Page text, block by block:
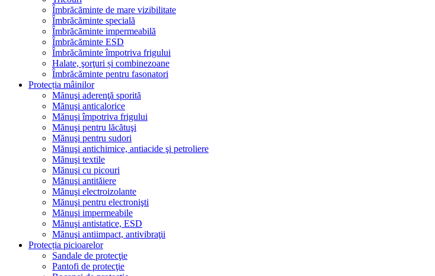
Îmbrăcăminte de mare vizibilitate
Îmbrăcăminte specială
Îmbrăcăminte impermeabilă
Îmbrăcăminte ESD
Îmbrăcăminte împotriva frigului
Halate, şorţuri și combinezoane
Îmbrăcăminte pentru fasonatori
Protecția mâinilor
Mănuşi aderenţă sporită
Mănuşi anticalorice
Mănuşi împotriva frigului
Mănuşi pentru lăcătuşi
Mănuşi pentru sudori
Mănuşi antichimice, antiacide şi petroliere
Mănuşi textile
Mănuşi cu picouri
Mănuşi antităiere
Mănuşi electroizolante
Mănuşi pentru electronişti
Mănuşi impermeabile
Mănuşi antistatice, ESD
Mănuşi antiimpact, antivibraţii
Protecția picioarelor
Sandale de protecţie
Pantofi de protecţie